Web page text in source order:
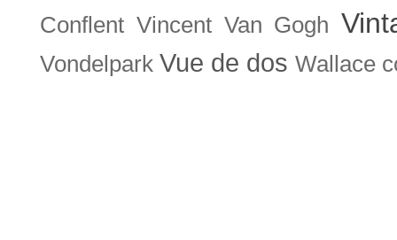
Conflent Vincent Van Gogh
Vondelpark Vue de dos Wallace